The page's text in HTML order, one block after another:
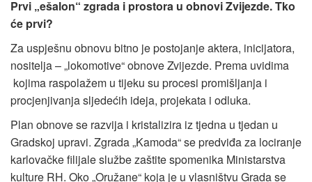
Prvi „ešalon“ zgrada i prostora u obnovi Zvijezde. Tko
će prvi?
Za uspješnu obnovu bitno je postojanje aktera, inicijatora,
nositelja – „lokomotive“ obnove Zvijezde. Prema uvidima
kojima raspolažem u tijeku su procesi promišljanja i
procjenjivanja sljedećih ideja, projekata i odluka.
Plan obnove se razvija i kristalizira iz tjedna u tjedan u
Gradskoj upravi. Zgrada „Kamoda“ se predviđa za lociranje
karlovačke filijale službe zaštite spomenika Ministarstva
kulture RH. Oko „Oružane“ koja je u vlasništvu Grada se